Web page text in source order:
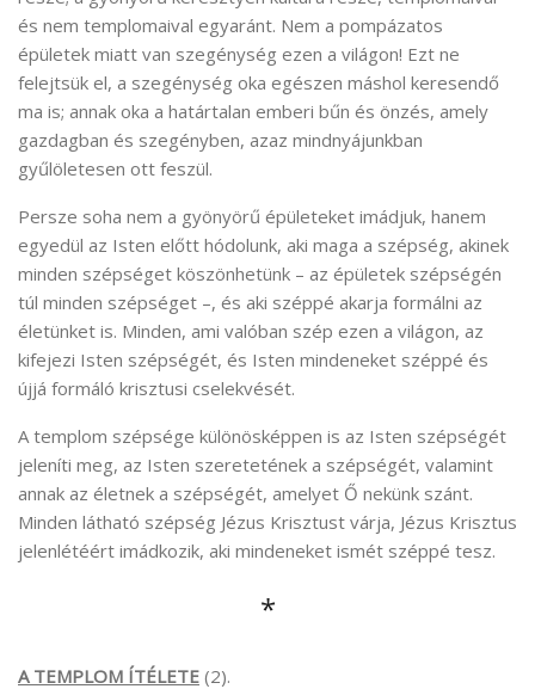
és nem templomaival egyaránt. Nem a pompázatos
épületek miatt van szegénység ezen a világon! Ezt ne
felejtsük el, a szegénység oka egészen máshol keresendő
ma is; annak oka a határtalan emberi bűn és önzés, amely
gazdagban és szegényben, azaz mindnyájunkban
gyűlöletesen ott feszül.
Persze soha nem a gyönyörű épületeket imádjuk, hanem
egyedül az Isten előtt hódolunk, aki maga a szépség, akinek
minden szépséget köszönhetünk – az épületek szépségén
túl minden szépséget –, és aki széppé akarja formálni az
életünket is. Minden, ami valóban szép ezen a világon, az
kifejezi Isten szépségét, és Isten mindeneket széppé és
újjá formáló krisztusi cselekvését.
A templom szépsége különösképpen is az Isten szépségét
jeleníti meg, az Isten szeretetének a szépségét, valamint
annak az életnek a szépségét, amelyet Ő nekünk szánt.
Minden látható szépség Jézus Krisztust várja, Jézus Krisztus
jelenlétéért imádkozik, aki mindeneket ismét széppé tesz.
*
A TEMPLOM ÍTÉLETE (2).